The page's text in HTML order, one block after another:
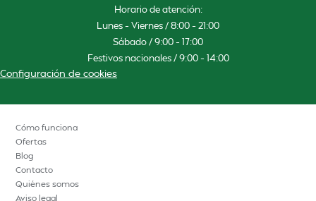
Horario de atención:
Lunes – Viernes / 8:00 – 21:00
Sábado / 9:00 – 17:00
Festivos nacionales / 9:00 – 14:00
Configuración de cookies
Cómo funciona
Ofertas
Blog
Contacto
Quiénes somos
Aviso legal